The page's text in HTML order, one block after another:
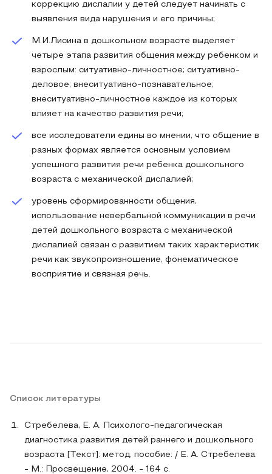
коррекцию дислалии у детей следует начинать с
выявления вида нарушения и его причины;
М.И.Лисина в дошкольном возрасте выделяет
четыре этапа развития общения между ребенком и
взрослым: ситуативно-личностное; ситуативно-
деловое; внеситуативно-познавательное;
внеситуативно-личностное каждое из которых
влияет на качество развития речи;
все исследователи едины во мнении, что общение в
разных формах является основным условием
успешного развития речи ребенка дошкольного
возраста с механической дислалией;
уровень сформированности общения,
использование невербальной коммуникации в речи
детей дошкольного возраста с механической
дислалией связан с развитием таких характеристик
речи как звукопроизношение, фонематическое
восприятие и связная речь.
Список литературы
Стребелева, Е. А. Психолого-педагогическая
диагностика развития детей раннего и дошкольного
возраста [Текст]: метод, пособие: / Е. А. Стребелева.
- М.: Просвещение, 2004. - 164 с.